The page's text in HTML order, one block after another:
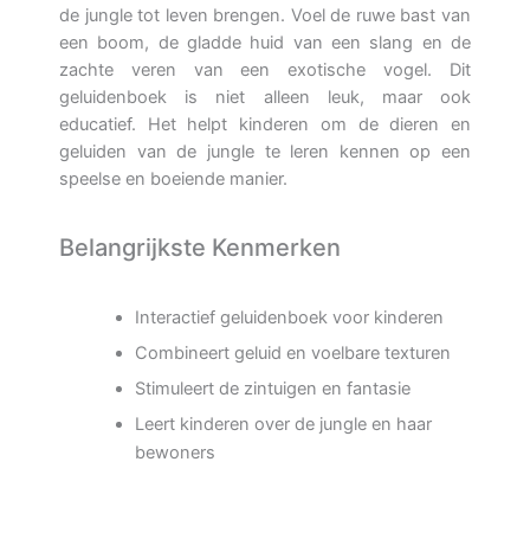
de jungle tot leven brengen. Voel de ruwe bast van
een boom, de gladde huid van een slang en de
zachte veren van een exotische vogel. Dit
geluidenboek is niet alleen leuk, maar ook
educatief. Het helpt kinderen om de dieren en
geluiden van de jungle te leren kennen op een
speelse en boeiende manier.
Belangrijkste Kenmerken
Interactief geluidenboek voor kinderen
Combineert geluid en voelbare texturen
Stimuleert de zintuigen en fantasie
Leert kinderen over de jungle en haar
bewoners